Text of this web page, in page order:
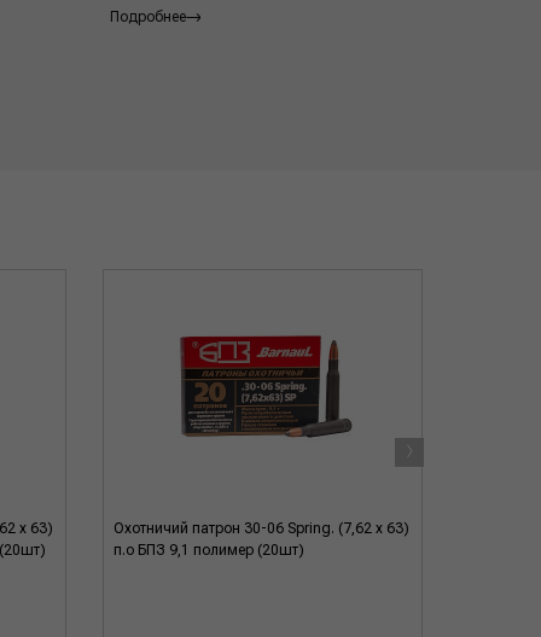
Подробнее
x 63)
Охотничий патрон 30-06 Spring. (7,62 x 63)
п.о БПЗ 9,1 полимер (20шт)
›